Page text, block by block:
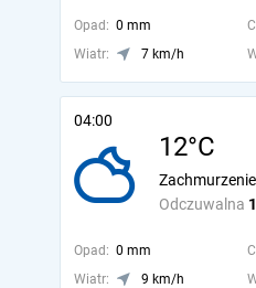
Opad: 0 mm
Wiatr:
7 km/h
04:00
12°C
Odczuwalna
Opad: 0 mm
Wiatr:
9 km/h